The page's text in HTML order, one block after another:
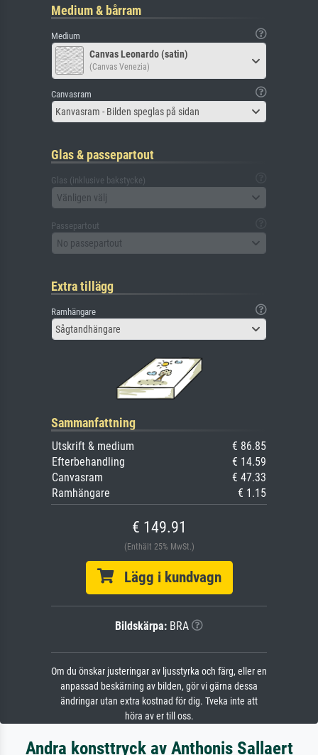
Medium & bårram
Medium
Canvas Leonardo (satin)
(Canvas Venezia)
Canvasram
Kanvasram - Bilden speglas på sidan
Glas & passepartout
Glas (inklusive bakstycke)
Vänligen välj
Passepartout
No passepartout
Extra tillägg
Ramhängare
Sågtandhängare
Sammanfattning
Utskrift & medium
€ 86.85
Efterbehandling
€ 14.59
Canvasram
€ 47.33
Ramhängare
€ 1.15
€ 149.91
(Enthält 25% MwSt.)
Lägg i kundvagn
Bildskärpa: BRA
Om du önskar justeringar av ljusstyrka och färg, eller en
anpassad beskärning av bilden, gör vi gärna dessa
ändringar utan extra kostnad för dig. Tveka inte att
höra av er till oss.
Andra konsttryck av Anthonis Sallaert